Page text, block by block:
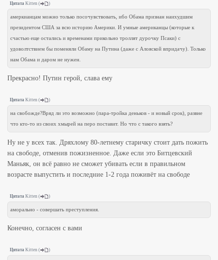
Цитата Kitten ( )
амеркианцам можно только посочувствовать, ибо Обама признан наихудшим
президентом США за всю историю Америки. И умные американцы (которые к
счастью еще остались и временами прикольно троллят дурочку Псаки) с
удоволтствием бы поменяли Обаму на Путина (даже с Алояской впридачу). Только
нам Обама и даром не нужен.
Прекрасно! Путин герой, слава ему
Цитата Kitten ( )
на свобожде?Вряд ли это возможно (пара-тройка деньков - и новый срок), развне
что кто-то из своих хмырей на перо поставит. Но что с такого взять?
Ну не у всех так. Дряхлому 80-летнему старичку стоит дать пожить
на свободе, отменив пожизненное. Даже если это Битцевский
Маньяк, он всё равно не сможет убивать если в правильном
возрасте выпустить и последние 1-2 года поживёт на свободе
Цитата Kitten ( )
аморально - совершать преступления.
Конечно, согласен с вами
Цитата Kitten ( )